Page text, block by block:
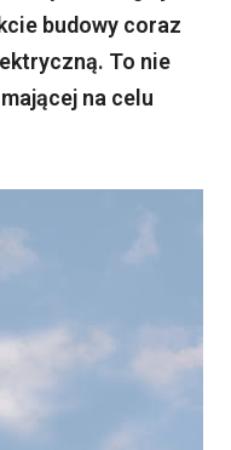
budowy coraz
To nie
na celu